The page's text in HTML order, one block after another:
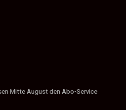
Mitte August den Abo-Service